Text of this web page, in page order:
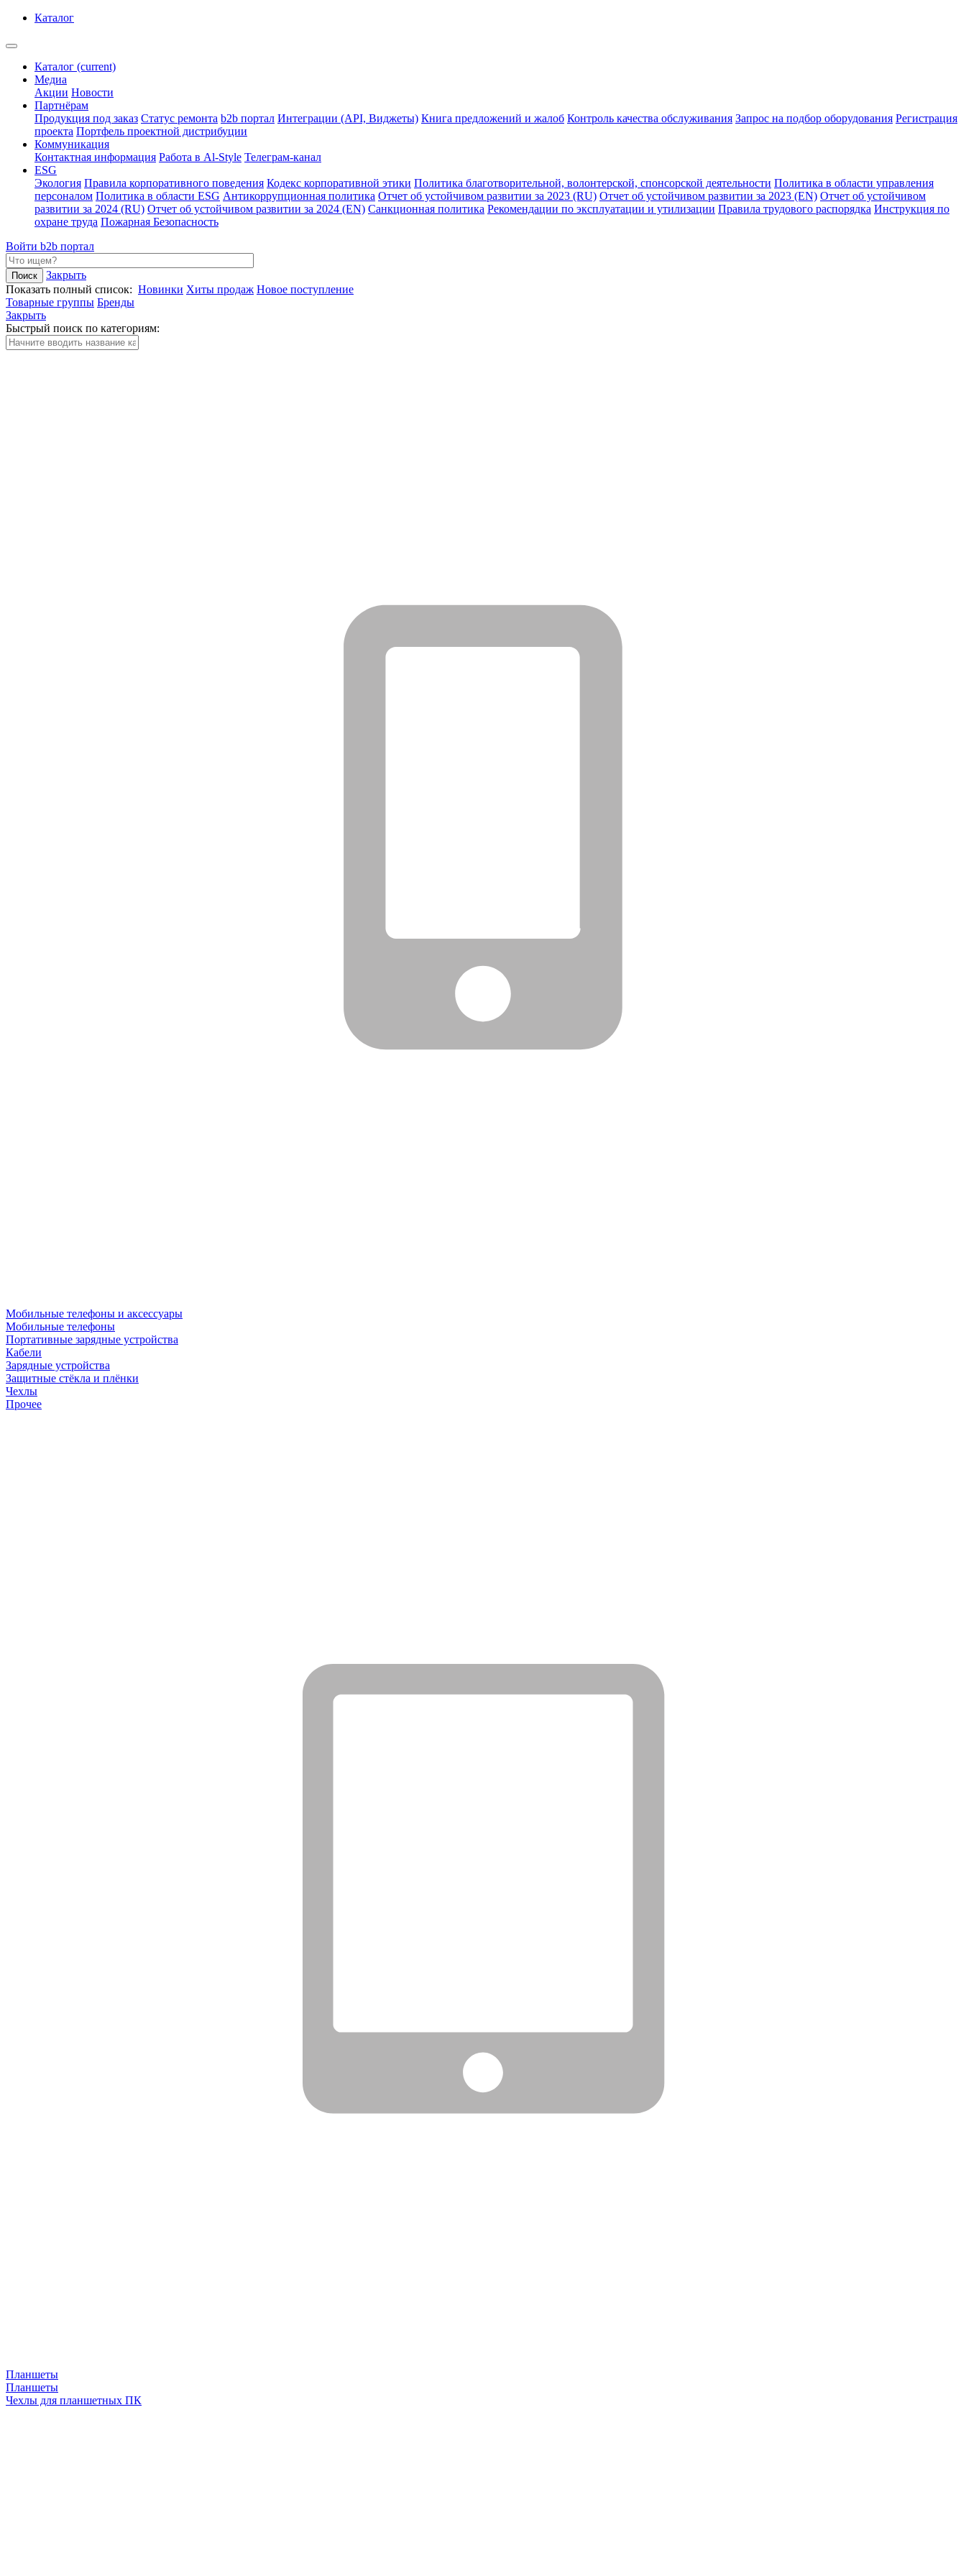
Каталог
Каталог (current)
Медиа
Акции Новости
Партнёрам
Продукция под заказ Статус ремонта b2b портал Интеграции (API, Виджеты) Книга предложений и жалоб Контроль качества обслуживания Запрос на подбор оборудования Регистрация
проекта Портфель проектной дистрибуции
Коммуникация
Контактная информация Работа в Al-Style Телеграм-канал
ESG
Экология Правила корпоративного поведения Кодекс корпоративной этики Политика благотворительной, волонтерской, спонсорской деятельности Политика в области управления
персоналом Политика в области ESG Антикоррупционная политика Отчет об устойчивом развитии за 2023 (RU) Отчет об устойчивом развитии за 2023 (EN) Отчет об устойчивом
развитии за 2024 (RU) Отчет об устойчивом развитии за 2024 (EN) Санкционная политика Рекомендации по эксплуатации и утилизации Правила трудового распорядка Инструкция по
охране труда Пожарная Безопасность
Войти b2b портал
Закрыть
Показать полный список: Новинки Хиты продаж Новое поступление
Товарные группы Бренды
Закрыть
Быстрый поиск по категориям:
Мобильные телефоны и аксессуары
Мобильные телефоны
Портативные зарядные устройства
Кабели
Зарядные устройства
Защитные стёкла и плёнки
Чехлы
Прочее
Планшеты
Планшеты
Чехлы для планшетных ПК